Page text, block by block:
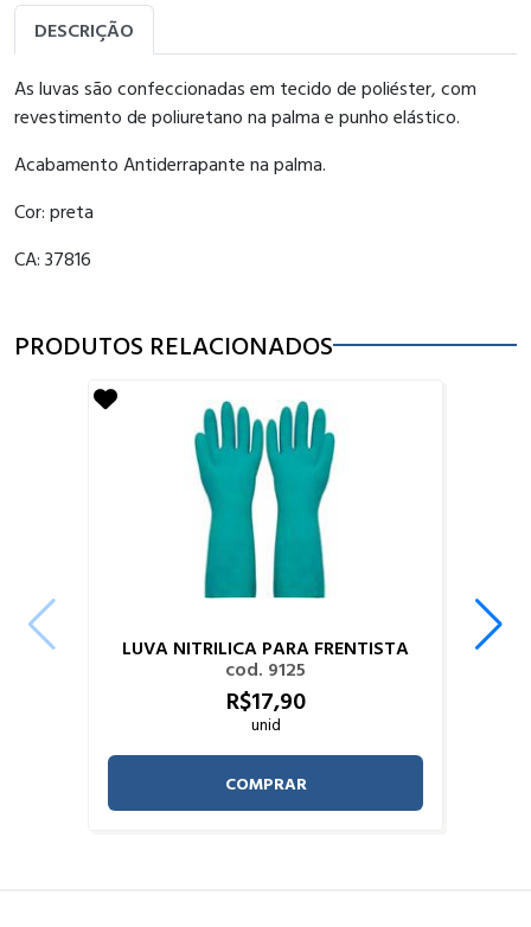
DESCRIÇÃO
As luvas são confeccionadas em tecido de poliéster, com
revestimento de poliuretano na palma e punho elástico.
Acabamento Antiderrapante na palma.
Cor: preta
CA: 37816
PRODUTOS RELACIONADOS
LUVA NITRILICA PARA FRENTISTA
cod. 9125
R$17,90
unid
COMPRAR